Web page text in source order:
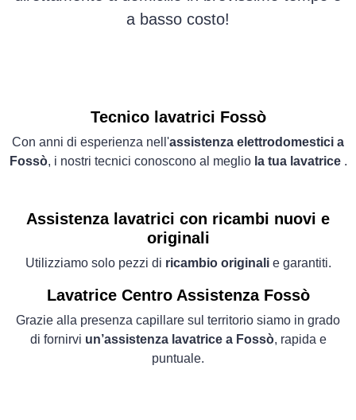
a basso costo!
Tecnico lavatrici Fossò
Con anni di esperienza nell'assistenza elettrodomestici a
Fossò, i nostri tecnici conoscono al meglio la tua lavatrice .
Assistenza lavatrici con ricambi nuovi e
originali
Utilizziamo solo pezzi di ricambio originali e garantiti.
LavatriceCentro Assistenza Fossò
Grazie alla presenza capillare sul territorio siamo in grado
di fornirvi un’assistenza lavatrice a Fossò, rapida e
puntuale.